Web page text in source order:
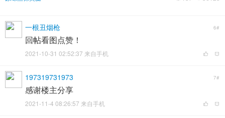
一根丑烟枪 6#
回帖看图点赞！
2021-10-31 02:52:37 来自手机
197319731973 7#
感谢楼主分享
2021-11-4 08:26:57 来自手机